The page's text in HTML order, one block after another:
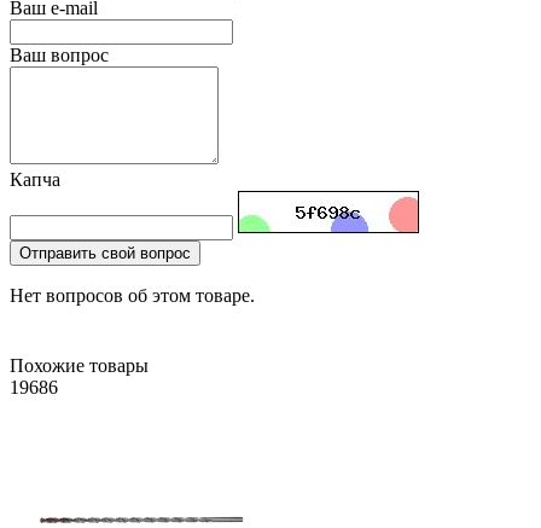
Ваш e-mail
Ваш вопрос
Капча
Отправить свой вопрос
Нет вопросов об этом товаре.
Похожие товары
19686